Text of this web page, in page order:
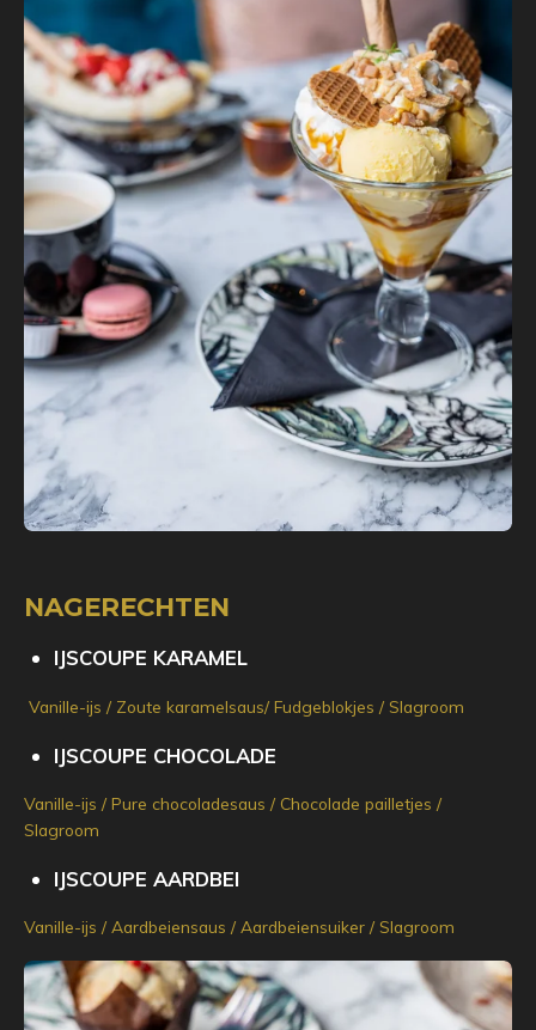
NAGERECHTEN
IJSCOUPE KARAMEL
Vanille-ijs / Zoute karamelsaus/ Fudgeblokjes / Slagroom
IJSCOUPE CHOCOLADE
Vanille-ijs / Pure chocoladesaus / Chocolade pailletjes /
Slagroom
IJSCOUPE AARDBEI
Vanille-ijs / Aardbeiensaus / Aardbeiensuiker / Slagroom